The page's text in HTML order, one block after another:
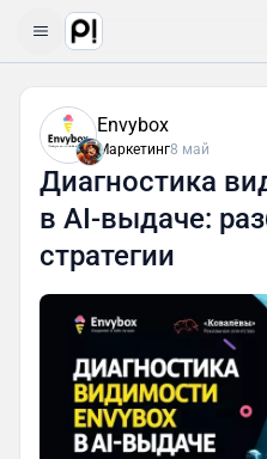
Envybox
Маркетинг8 май
Диагностика
в AI-выдаче:
стратегии